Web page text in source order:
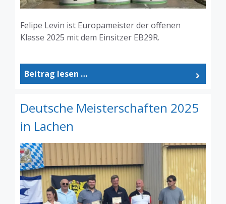
Felipe Levin ist Europameister der offenen
Klasse 2025 mit dem Einsitzer EB29R.
Beitrag lesen …
Deutsche Meisterschaften 2025
in Lachen